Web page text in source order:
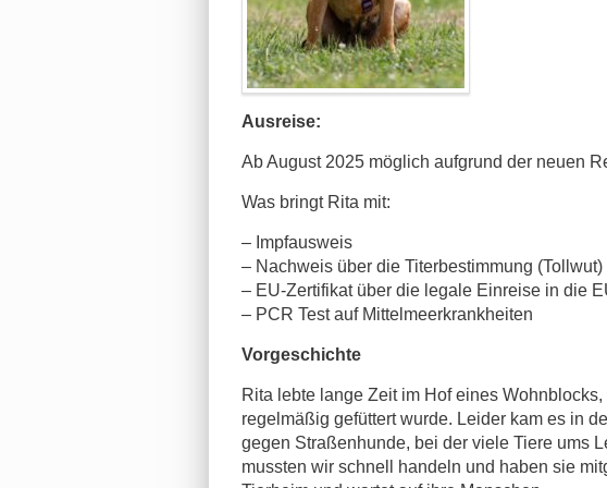
Ausreise:
Ab August 2025 möglich aufgrund der neuen
Was bringt Rita mit:
– Impfausweis
– Nachweis über die Titerbestimmung (Tollwut)
– EU-Zertifikat über die legale Einreise in die
– PCR Test auf Mittelmeerkrankheiten
Vorgeschichte
Rita lebte lange Zeit im Hof eines
regelmäßig gefüttert wurde. Leider kam es in
gegen Straßenhunde, bei der viele Tiere ums
mussten wir schnell handeln und haben sie